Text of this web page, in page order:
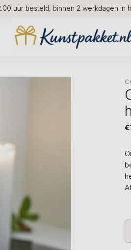
uur besteld, binnen 2 werkdagen in